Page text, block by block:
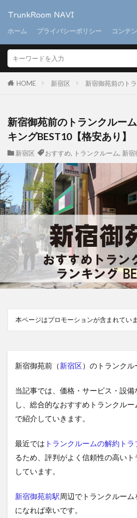
ホーム プライバシーポリシー コンテ
HOME 新宿区 新宿御苑前のト
新宿御苑前のトランクルー
キングBEST10【格安あり】
新宿区 おすすめ, トランクルーム, 新宿
本ページはプロモーションが含まれていま
新宿御苑前（新宿区）のトランクル
当記事では、価格・サービス・設
し、総合的なおすすめトランクル
で紹介していきます。
最近では トランクルームの解約トラ
るため、評判がよく信頼性の高い
しています。
新宿御苑前駅周辺でトランクルー
になれば幸いです。